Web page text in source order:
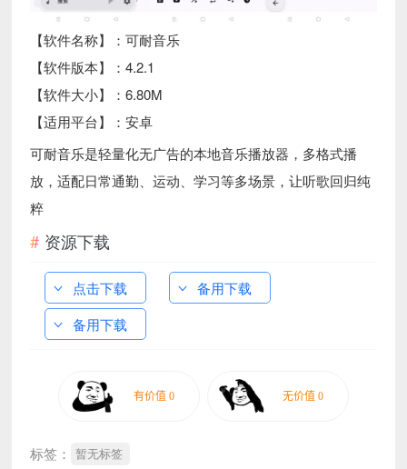
【软件名称】：可耐音乐
【软件版本】：4.2.1
【软件大小】：6.80M
【适用平台】：安卓
可耐音乐是轻量化无广告的本地音乐播放器，多格式播
放，适配日常通勤、运动、学习等多场景，让听歌回归纯
粹
资源下载
点击下载
备用下载
备用下载
标签： 暂无标签